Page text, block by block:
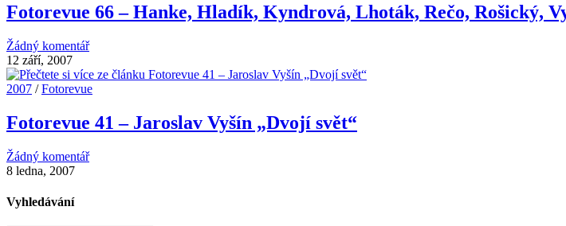
Fotorevue 66 – Hanke, Hladík, Kyndrová, Lhoták, Rečo, Rošický,
Žádný komentář
12 září, 2007
2007 /Fotorevue
Fotorevue 41 – Jaroslav Vyšín „Dvojí svět“
Žádný komentář
8 ledna, 2007
Vyhledávání